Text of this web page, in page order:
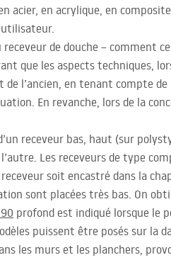
acier, en acrylique, en
de douche – comment
que les aspects techniques,
de l’ancien, en tenant compte
En revanche, lors de la
receveur bas, haut (sur
l’autre. Les receveurs de type
soit encastré dans la
sont placées très bas. On
profond est indiqué lorsque le
puissent être posés sur la
les murs et les planchers,